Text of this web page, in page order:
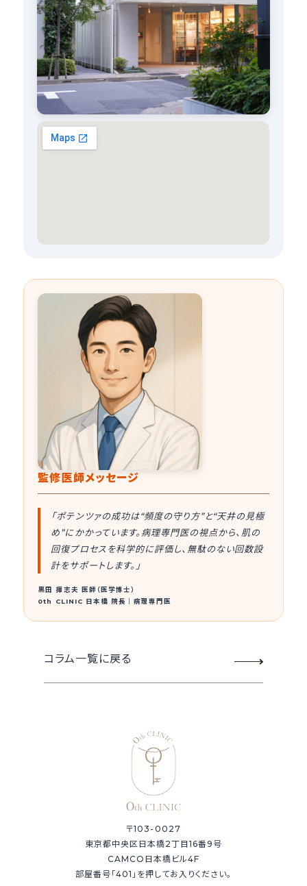
監修医師メッセージ
「ポテンツァの成功は“頻度の守り方”と“天井の見極
め”にかかっています。病理専門医の視点から、肌の
回復プロセスを科学的に評価し、無駄のない回数設
計をサポートします。」
黒田 揮志夫 医師（医学博士）
0th CLINIC 日本橋 院長｜病理専門医
コラム一覧に戻る
〒103-0027
東京都中央区日本橋2丁目16番9号
CAMCO日本橋ビル4F
部屋番号「401」を押してお入りください。